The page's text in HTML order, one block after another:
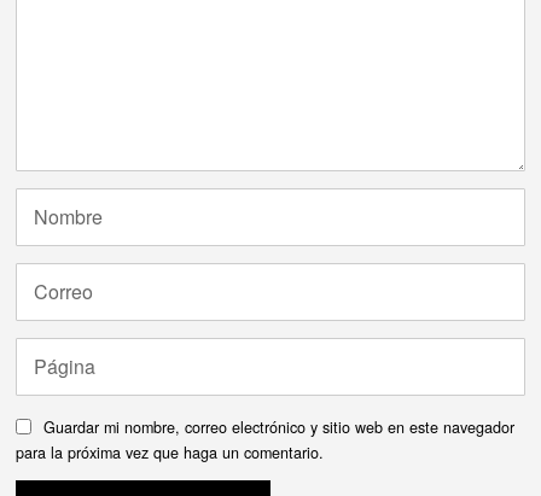
Guardar mi nombre, correo electrónico y sitio web en este navegador
para la próxima vez que haga un comentario.